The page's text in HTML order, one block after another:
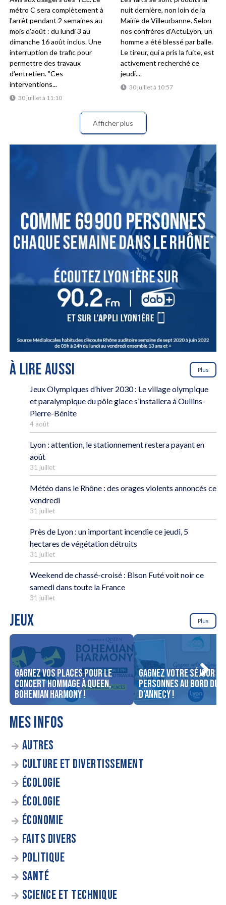
30 juillet à 11:10
métro C sera complètement à
l'arrêt pendant 2 semaines au
mois d'août : du lundi 3 au
dimanche 16 août inclus. Une
interruption de trafic pour
permettre des travaux
d'entretien. "Ces
interventions...
30 juillet à 10:57
nuit dernière, non loin de la
Mairie de Villeurbanne. Selon
nos confrères d'ActuLyon, un
homme a été blessé par balle.
Le tireur, qui a pris la fuite, est
activement recherché ce
jeudi....
Afficher plus
À LIRE AUSSI Plus
Jeux Olympiques d’hiver 2030 : Le village olympique
et paralympique du pôle glace s’installera à Oullins-
Pierre-Bénite
4 août
Lyon : attention, le stationnement restera payant en
août
31 juillet
Météo dans le Rhône : des orages violents annoncés ce
vendredi
31 juillet
Près de Lyon : un important incendie ce jeudi, 5
hectares de végétation détruits
31 juillet
Weekend de chassé-croisé : Bison Futé voit noir ce
samedi dans toute la France
31 juillet
JEUX Plus
Gagnez vos places pour le
concert Hommage à Queen,
Bohemian Harmony !
Gagnez votre séjour
personnes au bord du
d’Annecy !
MES INFOS
AUTRES
CULTURE ET DIVERTISSEMENT
ÉCOLOGIE
ÉCOLOGIE
ÉCONOMIE
FAITS DIVERS
POLITIQUE
SANTÉ
SCIENCE ET TECHNIQUE